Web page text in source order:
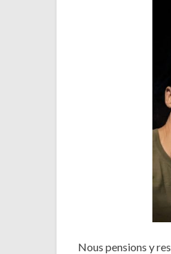
Nous pensions y